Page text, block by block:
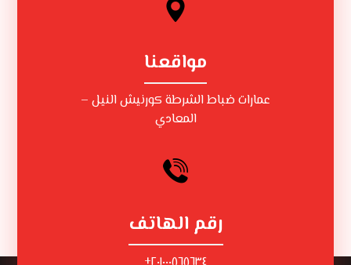
مواقعنا
عمارات ضباط الشرطة كورنيش النيل –
المعادي
رقم الهاتف